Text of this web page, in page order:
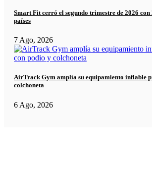
Smart Fit cerró el segundo trimestre de 2026 con
países
7 Ago, 2026
AirTrack Gym amplía su equipamiento inflable
colchoneta
6 Ago, 2026